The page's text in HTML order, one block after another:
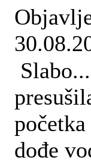
dođe